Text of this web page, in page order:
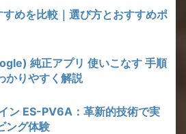
めを比較｜選び方とおすすめポ
純正アプリ 使いこなす 手順
かりやすく解説
ン ES-PV6A：革新的技術で実
ング体験